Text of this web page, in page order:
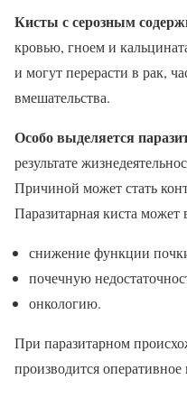
Кисты с серозным
кровью, гноем и
и могут перерасти в рак,
вмешательства.
Особо выделяется
результате
Причиной может стать
Паразитарная киста может
снижение функции
почечную
онкологию.
При паразитарном
производится оперативное